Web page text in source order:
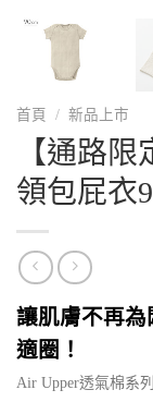
首頁 / 新品上市
【通路
領包屁衣
讓肌膚不再
適圈！
Air Upper透氣棉系